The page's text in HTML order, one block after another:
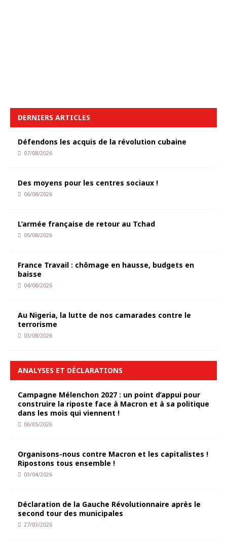
DERNIERS ARTICLES
Défendons les acquis de la révolution cubaine
07/08/2026
Des moyens pour les centres sociaux !
06/08/2026
L’armée française de retour au Tchad
05/08/2026
France Travail : chômage en hausse, budgets en
baisse
04/08/2026
Au Nigeria, la lutte de nos camarades contre le
terrorisme
03/08/2026
ANALYSES ET DÉCLARATIONS
Campagne Mélenchon 2027 : un point d’appui pour
construire la riposte face à Macron et à sa politique
dans les mois qui viennent !
06/05/2026
Organisons-nous contre Macron et les capitalistes !
Ripostons tous ensemble !
03/04/2026
Déclaration de la Gauche Révolutionnaire après le
second tour des municipales
27/03/2026